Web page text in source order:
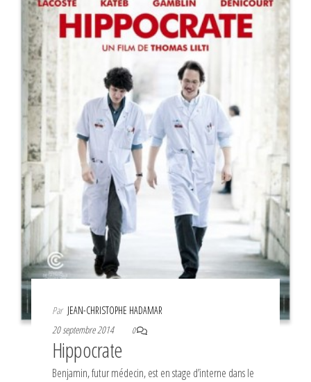
Par JEAN-CHRISTOPHE HADAMAR
20 septembre 2014
0
Hippocrate
Benjamin, futur médecin, est en stage d’interne dans le